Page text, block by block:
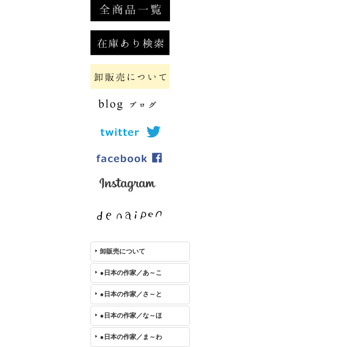
卸販売について
●日本の作家／あ～こ
●日本の作家／さ～と
●日本の作家／な～ほ
●日本の作家／ま～わ